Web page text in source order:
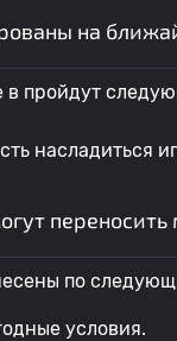
на
пройдут
насладиться
переносить
по
условия.